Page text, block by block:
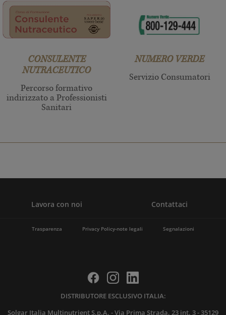
CONSULENTE
NUTRACEUTICO
Percorso formativo
indirizzato a Professionisti
Sanitari
NUMERO VERDE
Servizio Consumatori
Lavora con noi Contattaci
Trasparenza Privacy Policy-note legali Segnalazioni
DISTRIBUTORE ESCLUSIVO ITALIA:
Solgar Italia Multinutrient S.p.A. - Via Prima Strada, 23 int. 3 - 35129